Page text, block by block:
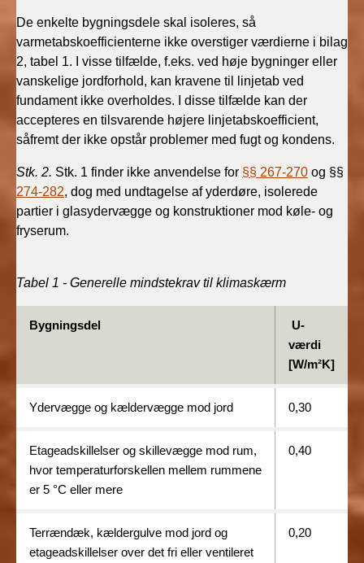
BR18 (1/1 - 30/6
2022)
BR18 (29/6 - 31/12
2021)
2021)
BR18 (1/7-31/12
2020)
BR18 (10/3-30/6
BR18 (1/1-9/3 2020)
BR18 (1/7-31/12
2018)
BR18 (1/1-30/6
2018)
De enkelte bygningsdele skal isoleres, så
varmetabskoefficienterne ikke overstiger værdierne i bilag
2, tabel 1. I visse tilfælde, f.eks. ved høje bygninger eller
vanskelige jordforhold, kan kravene til linjetab ved
fundament ikke overholdes. I disse tilfælde kan der
accepteres en tilsvarende højere linjetabskoefficient,
såfremt der ikke opstår problemer med fugt og kondens.
Stk. 2. Stk. 1 finder ikke anvendelse for §§ 267-270 og §§
274-282, dog med undtagelse af yderdøre, isolerede
partier i glasydervægge og konstruktioner mod køle- og
fryserum.
Tabel 1 - Generelle mindstekrav til klimaskærm
Bygningsdel
U-
værdi
[W/m²K]
Ydervægge og kældervægge mod jord 0,30
Etageadskillelser og skillevægge mod rum,
hvor temperaturforskellen mellem rummene
er 5 °C eller mere
0,40
Terrændæk, kældergulve mod jord og
etageadskillelser over det fri eller ventileret
0,20